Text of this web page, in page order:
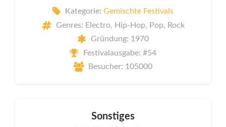
Kategorie: Gemischte Festivals
Genres: Electro, Hip-Hop, Pop, Rock
Gründung: 1970
Festivalausgabe: #54
Besucher: 105000
Sonstiges